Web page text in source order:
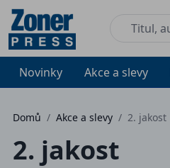
Novinky Akce a slevy
Domů / Akce a slevy / 2. jakost
2. jakost